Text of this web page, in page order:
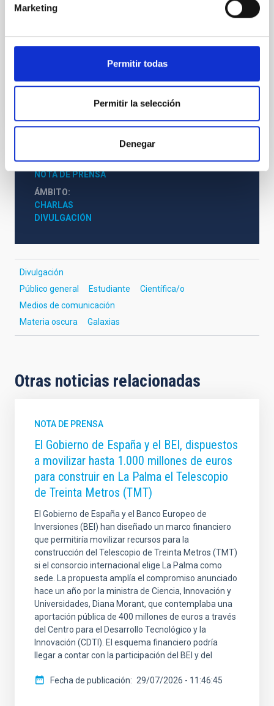
Marketing
Permitir todas
Permitir la selección
Denegar
que una galaxia de estas características no puede
existir tan pronto La Vía Láctea es capaz de formar
galaxia que ha identificado un estudio
Fecha de publicación 17/04/2013 - 10:44
TIPO DE NOTICIA
NOTA DE PRENSA
ÁMBITO
CHARLAS
DIVULGACIÓN
Divulgación
Público general
Estudiante
Científica/o
Medios de comunicación
Materia oscura
Galaxias
Otras noticias relacionadas
NOTA DE PRENSA
El Gobierno de España y el BEI, dispuestos
a movilizar hasta 1.000 millones de euros
para construir en La Palma el Telescopio
de Treinta Metros (TMT)
El Gobierno de España y el Banco Europeo de
Inversiones (BEI) han diseñado un marco financiero
que permitiría movilizar recursos para la
construcción del Telescopio de Treinta Metros (TMT)
si el consorcio internacional elige La Palma como
sede. La propuesta amplía el compromiso anunciado
hace un año por la ministra de Ciencia, Innovación y
Universidades, Diana Morant, que contemplaba una
aportación pública de 400 millones de euros a través
del Centro para el Desarrollo Tecnológico y la
Innovación (CDTI). El esquema financiero podría
llegar a contar con la participación del BEI y del
Fecha de publicación 29/07/2026 - 11:46:45